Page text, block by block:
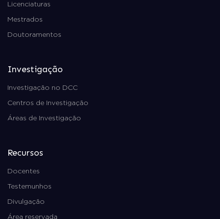
Licenciaturas
Mestrados
Doutoramentos
Investigação
Investigação no DCC
Centros de Investigação
Áreas de Investigação
Recursos
Docentes
Testemunhos
Divulgação
Área reservada